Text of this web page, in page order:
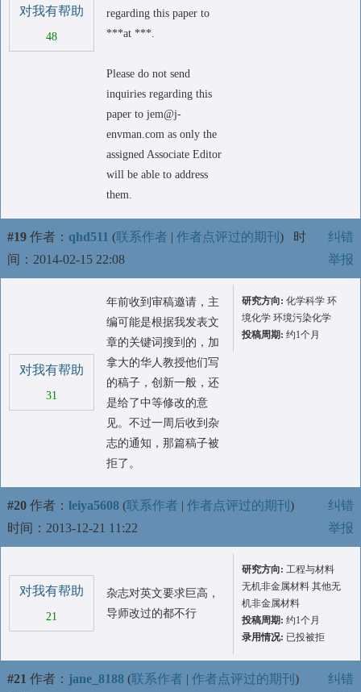
对我有帮助
48
regarding this paper to
***at ***.
Please do not send
inquiries regarding this
paper to jem@j-
envman.com as only the
assigned Associate Editor
will be able to address
them.
#19 作者： qhd511 (联系作者 | 作者点评过的期刊 ) 时
间：2014-02-15 22:08
纠错
举报
对我有帮助
31
年前收到审稿邀请，主
编可能是根据我发表文
章的关键词搜到的，加
拿大的华人教授他们写
的稿子，创新一般，还
是给了中等修改的意
见。不过一周后收到杂
志的通知，那篇稿子被
拒了。
研究方向: 化学科学 环
境化学 环境污染化学
投稿周期: 约1个月
#20 作者： leiya5608 (联系作者 | 作者点评过的期刊 )
时间：2013-12-21 11:22
纠错
举报
对我有帮助
21
杂志对英文要求巨高，
导师改过的都不行
研究方向: 工程与材料
无机非金属材料 其他无
机非金属材料
投稿周期: 约1个月
录用情况: 已投被拒
#21 作者： jane_8188 (联系作者 | 作者点评过的期刊 )
纠错